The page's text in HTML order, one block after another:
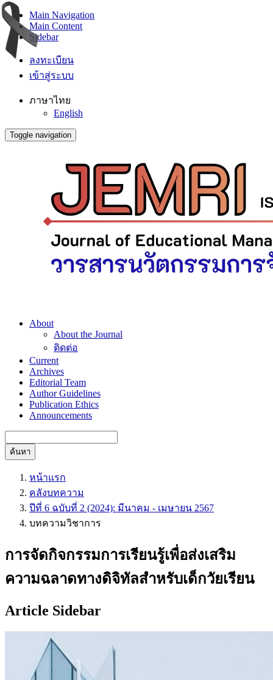
Main Navigation
Main Content
Sidebar
ลงทะเบียน
เข้าสู่ระบบ
ภาษาไทย
English
Toggle navigation
About
About the Journal
ติดต่อ
Current
Archives
Editorial Team
Author Guidelines
Publication Ethics
Announcements
ค้นหา
หน้าแรก
คลังบทความ
ปีที่ 6 ฉบับที่ 2 (2024): มีนาคม - เมษายน 2567
บทความวิชาการ
การจัดกิจกรรมการเรียนรู้เพื่อส่งเสริม
ความฉลาดทางดิจิทัลสำหรับเด็กวัยเรียน
Article Sidebar